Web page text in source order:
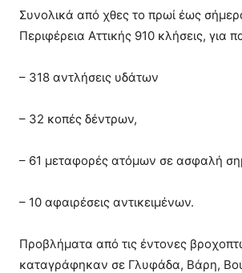
Συνολικά από χθες το πρωί έως
Περιφέρεια Αττικής 910 κλήσεις, για
– 318 αντλήσεις υδάτων
– 32 κοπές δέντρων,
– 61 μεταφορές ατόμων σε ασφαλή
– 10 αφαιρέσεις αντικειμένων.
Προβλήματα από τις έντονες
καταγράφηκαν σε Γλυφάδα, Βάρη,